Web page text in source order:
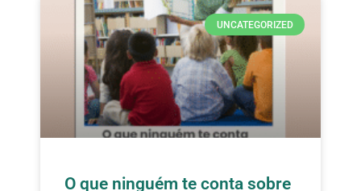
UNCATEGORIZED
O que ninguém te conta sobre